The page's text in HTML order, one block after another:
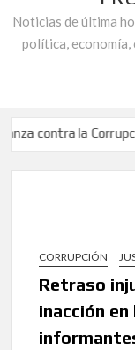
Noticias de última
política, economía,
la Corrupción
después de
CORRUPCIÓN
Retraso
inacción